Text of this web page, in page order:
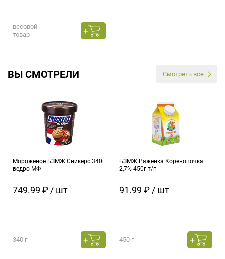
весовой
товар
ВЫ СМОТРЕЛИ Смотреть все
Мороженое БЗМЖ Сникерс 340г
ведро МФ
749.99 ₽ / шт
340 г
БЗМЖ Ряженка Кореновочка
2,7% 450г т/п
91.99 ₽ / шт
450 г